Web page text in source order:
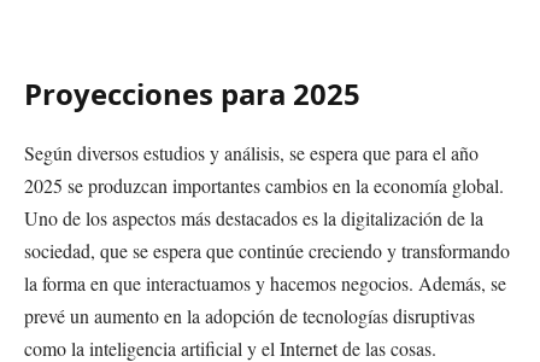
Proyecciones para 2025
Según diversos estudios y análisis, se espera que para el año
2025 se produzcan importantes cambios en la economía global.
Uno de los aspectos más destacados es la digitalización de la
sociedad, que se espera que continúe creciendo y transformando
la forma en que interactuamos y hacemos negocios. Además, se
prevé un aumento en la adopción de tecnologías disruptivas
como la inteligencia artificial y el Internet de las cosas.